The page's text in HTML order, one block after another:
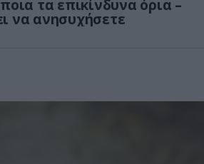
τα επικίνδυνα όρια –
να ανησυχήσετε